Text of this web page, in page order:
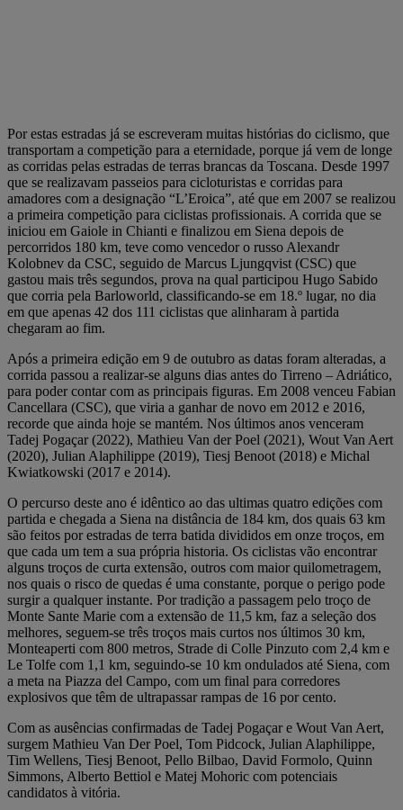
Por estas estradas já se escreveram muitas histórias do ciclismo, que
transportam a competição para a eternidade, porque já vem de longe
as corridas pelas estradas de terras brancas da Toscana. Desde 1997
que se realizavam passeios para cicloturistas e corridas para
amadores com a designação “L’Eroica”, até que em 2007 se realizou
a primeira competição para ciclistas profissionais. A corrida que se
iniciou em Gaiole in Chianti e finalizou em Siena depois de
percorridos 180 km, teve como vencedor o russo Alexandr
Kolobnev da CSC, seguido de Marcus Ljungqvist (CSC) que
gastou mais três segundos, prova na qual participou Hugo Sabido
que corria pela Barloworld, classificando-se em 18.º lugar, no dia
em que apenas 42 dos 111 ciclistas que alinharam à partida
chegaram ao fim.
Após a primeira edição em 9 de outubro as datas foram alteradas, a
corrida passou a realizar-se alguns dias antes do Tirreno – Adriático,
para poder contar com as principais figuras. Em 2008 venceu Fabian
Cancellara (CSC), que viria a ganhar de novo em 2012 e 2016,
recorde que ainda hoje se mantém. Nos últimos anos venceram
Tadej Pogaçar (2022), Mathieu Van der Poel (2021), Wout Van Aert
(2020), Julian Alaphilippe (2019), Tiesj Benoot (2018) e Michal
Kwiatkowski (2017 e 2014).
O percurso deste ano é idêntico ao das ultimas quatro edições com
partida e chegada a Siena na distância de 184 km, dos quais 63 km
são feitos por estradas de terra batida divididos em onze troços, em
que cada um tem a sua própria historia. Os ciclistas vão encontrar
alguns troços de curta extensão, outros com maior quilometragem,
nos quais o risco de quedas é uma constante, porque o perigo pode
surgir a qualquer instante. Por tradição a passagem pelo troço de
Monte Sante Marie com a extensão de 11,5 km, faz a seleção dos
melhores, seguem-se três troços mais curtos nos últimos 30 km,
Monteaperti com 800 metros, Strade di Colle Pinzuto com 2,4 km e
Le Tolfe com 1,1 km, seguindo-se 10 km ondulados até Siena, com
a meta na Piazza del Campo, com um final para corredores
explosivos que têm de ultrapassar rampas de 16 por cento.
Com as ausências confirmadas de Tadej Pogaçar e Wout Van Aert,
surgem Mathieu Van Der Poel, Tom Pidcock, Julian Alaphilippe,
Tim Wellens, Tiesj Benoot, Pello Bilbao, David Formolo, Quinn
Simmons, Alberto Bettiol e Matej Mohoric com potenciais
candidatos à vitória.